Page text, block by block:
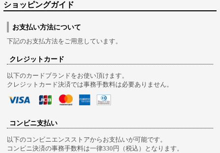
ショッピングガイド
お支払い方法について
下記のお支払方法をご用意しています。
クレジットカード
以下のカードブランドをお使い頂けます。
クレジットカード決済では事務手数料は必要ありません。
コンビニ支払い
以下のコンビニエンスストアからお支払いが可能です。
コンビニ決済の事務手数料は一律330円（税込）となります。